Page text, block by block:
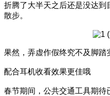
折腾了大半天之后还是没达到
散步。
果然，弄虚作假终究不及脚踏
配合耳机收看效果更佳哦
春节期间，公共交通工具期